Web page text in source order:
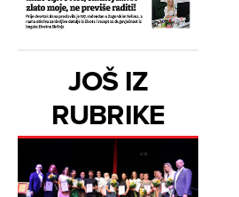
JOŠ IZ
RUBRIKE